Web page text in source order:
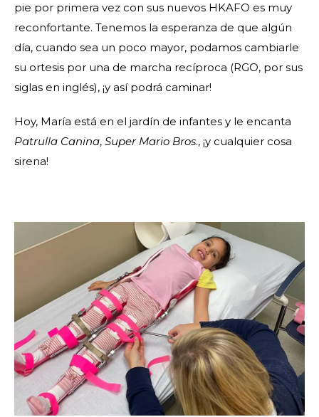
pie por primera vez con sus nuevos HKAFO es muy
reconfortante. Tenemos la esperanza de que algún
día, cuando sea un poco mayor, podamos cambiarle
su ortesis por una de marcha recíproca (RGO, por sus
siglas en inglés), ¡y así podrá caminar!
Hoy, María está en el jardín de infantes y le encanta
Patrulla Canina, Super Mario Bros., ¡y cualquier cosa
sirena!